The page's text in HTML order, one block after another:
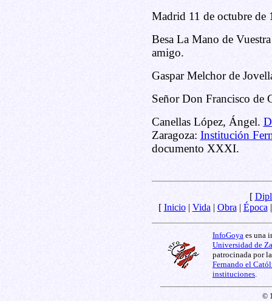
Madrid 11 de octubre de
Besa La Mano de
amigo.
Gaspar Melchor de
Señor Don Francisco de
Canellas López, Ángel.
Zaragoza: Institución
documento XXXI.
[
[ Inicio| Vida | Obra | Época
InfoGoya es una
Universidad de
patrocinada por
Fernando el
instituciones
©